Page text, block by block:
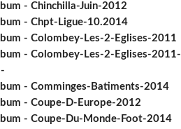
- Chinchilla-Juin-2012
- Chpt-Ligue-10.2014
- Colombey-Les-2-Eglises-2011
- Colombey-Les-2-Eglises-2011-
- Comminges-Batiments-2014
- Coupe-D-Europe-2012
- Coupe-Du-Monde-Foot-2014